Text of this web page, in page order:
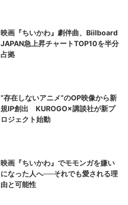
映画『ちいかわ』劇伴曲、Biilboard
JAPAN急上昇チャートTOP10を半分
占拠
“存在しないアニメ”のOP映像から新
規IP創出 KUROGO×講談社が新プ
ロジェクト始動
映画『ちいかわ』でモモンガを嫌い
になった人へ──それでも愛される理
由と可能性